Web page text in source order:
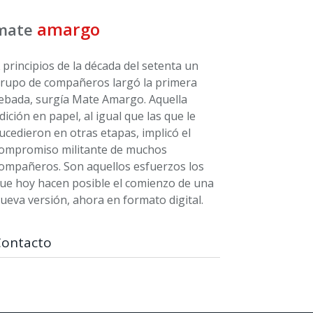
amargo
principios de la década del setenta un
de compañeros largó la primera
surgía Mate Amargo. Aquella
en papel, al igual que las que le
en otras etapas, implicó el
militante de muchos
Son aquellos esfuerzos los
hoy hacen posible el comienzo de una
versión, ahora en formato digital.